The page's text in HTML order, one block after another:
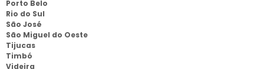
Porto Belo
Rio do Sul
São José
São Miguel do Oeste
Tijucas
Timbó
Videira